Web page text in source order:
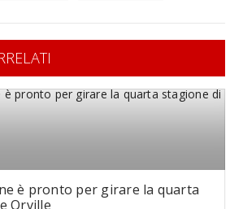
è pronto per girare la quarta
Orville